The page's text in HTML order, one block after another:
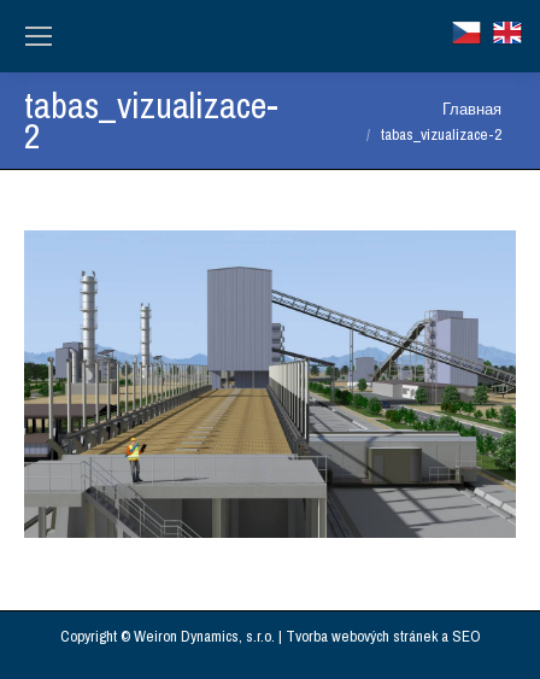
tabas_vizualizace-
2
Главная
tabas_vizualizace-2
Copyright © Weiron Dynamics, s.r.o. | Tvorba webových stránekaSEO